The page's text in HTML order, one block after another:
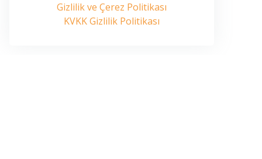
Gizlilik ve Çerez Politikası
KVKK Gizlilik Politikası